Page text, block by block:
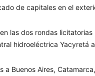
de capitales en el
las dos rondas
hidroeléctrica Yacyretá
Buenos Aires,